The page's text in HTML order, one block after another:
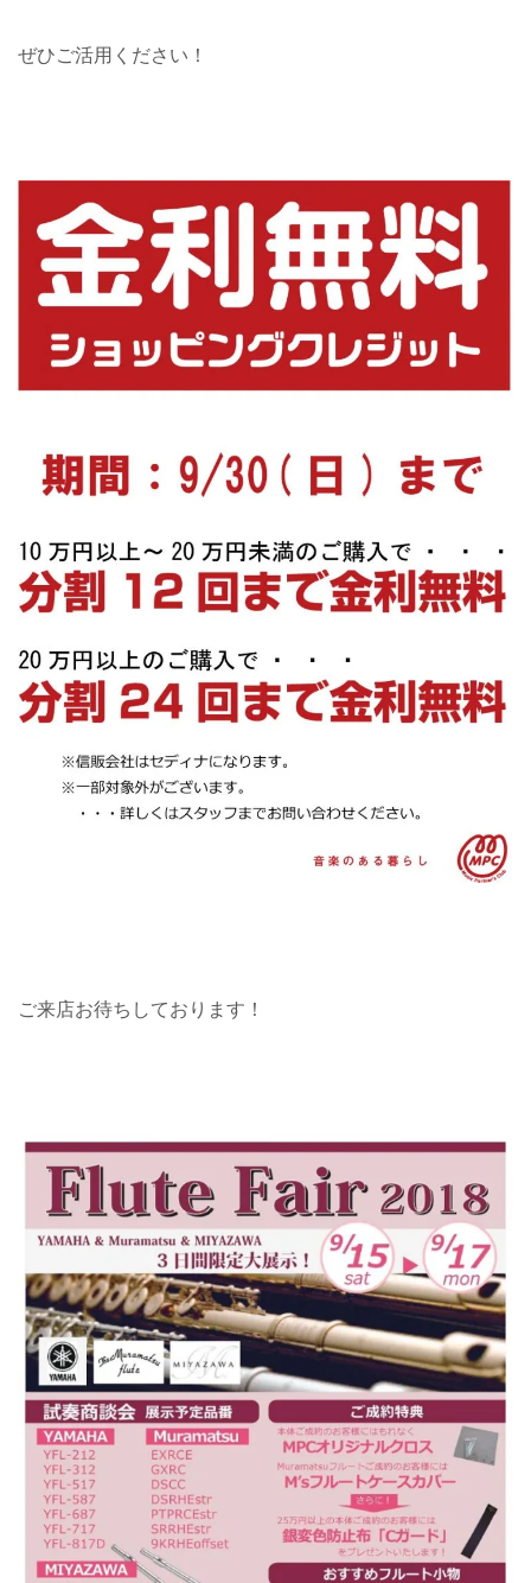
ぜひご活用ください！
ご来店お待ちしております！